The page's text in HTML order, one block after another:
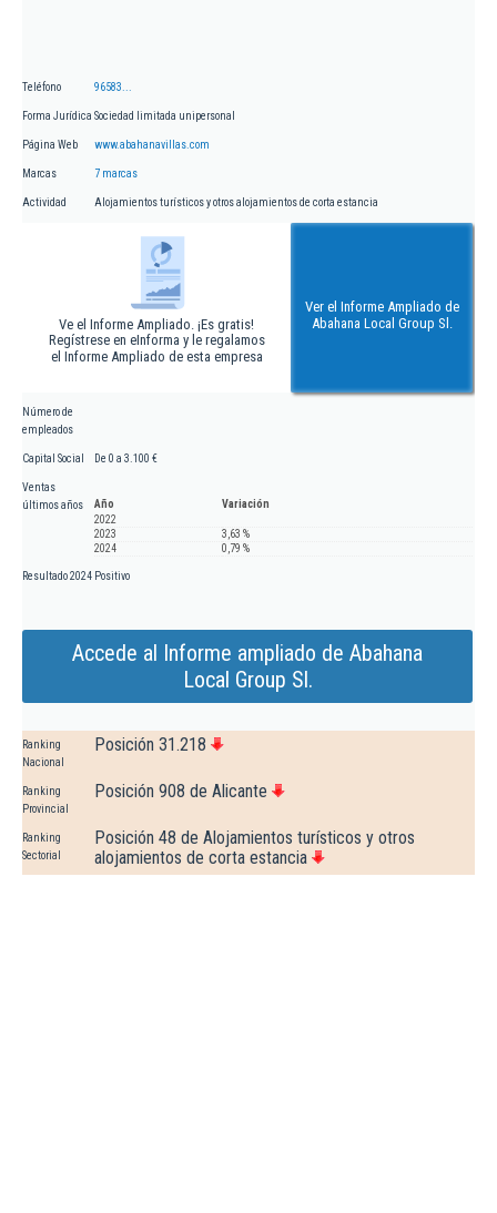
Teléfono 96583...
Forma Jurídica Sociedad limitada unipersonal
Página Web www.abahanavillas.com
Marcas 7 marcas
Actividad Alojamientos turísticos y otros alojamientos de corta estancia
Ve el Informe Ampliado. ¡Es gratis!
Regístrese en eInforma y le regalamos
el Informe Ampliado de esta empresa
Ver el Informe Ampliado de
Abahana Local Group Sl.
Número de
empleados
Capital Social De 0 a 3.100 €
Ventas
últimos años
Año
Variación
2022
2023
3,63 %
2024
0,79 %
Resultado 2024 Positivo
Accede al Informe ampliado de Abahana
Local Group Sl.
Ranking
Nacional
Posición 31.218
Ranking
Provincial
Posición 908 de Alicante
Ranking
Sectorial
Posición 48 de Alojamientos turísticos y otros
alojamientos de corta estancia